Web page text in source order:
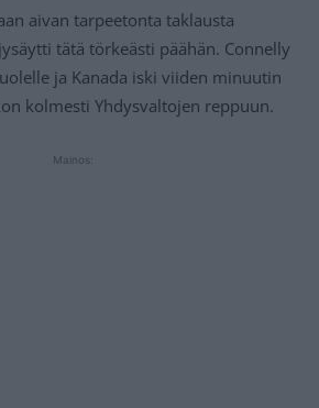
aivan tarpeetonta taklausta
tätä törkeästi päähän. Connelly
ja Kanada iski viiden minuutin
kolmesti Yhdysvaltojen reppuun.
Mainos: